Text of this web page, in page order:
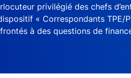
privilégié des chefs
« Correspondants TPE/
à des questions de